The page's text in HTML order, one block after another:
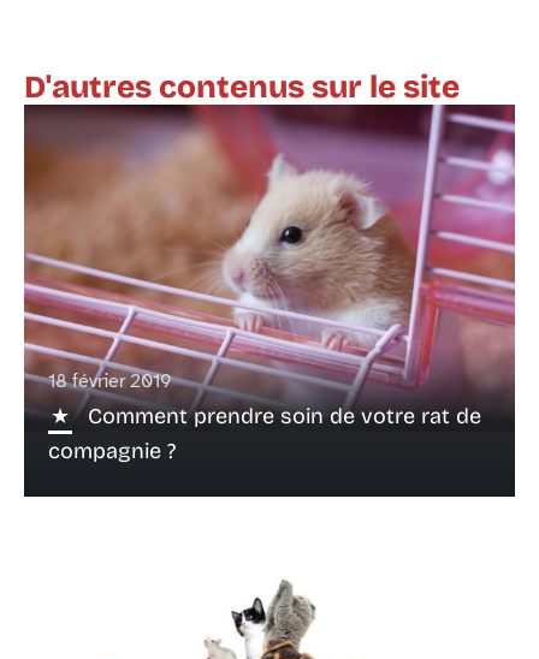
D'autres contenus sur le site
18 février 2019
Comment prendre soin de votre rat de
compagnie ?